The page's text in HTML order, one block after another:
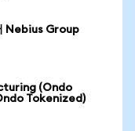
Nebius Group
(Ondo
Tokenized)